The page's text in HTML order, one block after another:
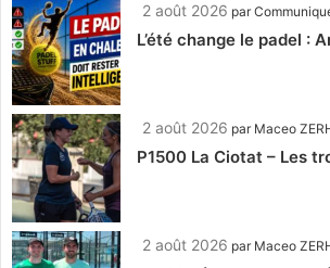
2 août 2026 par
L’été change le padel :
2 août 2026 par Maceo
P1500 La Ciotat – Les
2 août 2026 par Maceo